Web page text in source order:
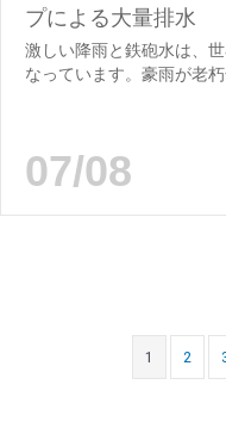
プによる大量排水
激しい降雨と鉄砲水は、
なっています。豪雨が老
ンプ、電動潜水装置...
07/08
1 2